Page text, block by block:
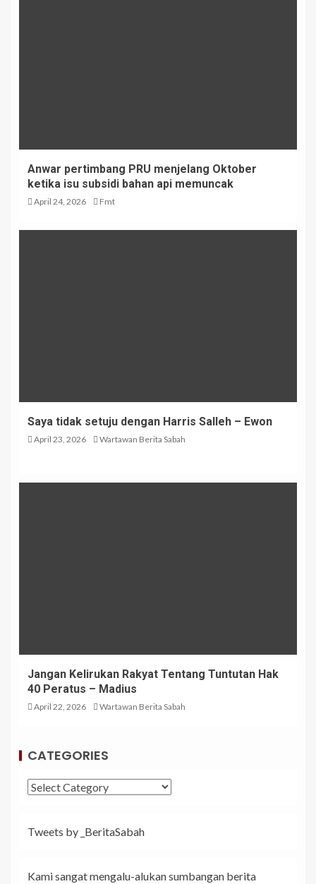
Anwar pertimbang PRU menjelang Oktober
ketika isu subsidi bahan api memuncak
April 24, 2026 Fmt
Saya tidak setuju dengan Harris Salleh – Ewon
April 23, 2026 Wartawan Berita Sabah
Jangan Kelirukan Rakyat Tentang Tuntutan Hak
40 Peratus – Madius
April 22, 2026 Wartawan Berita Sabah
CATEGORIES
Tweets by _BeritaSabah
Kami sangat mengalu-alukan sumbangan berita